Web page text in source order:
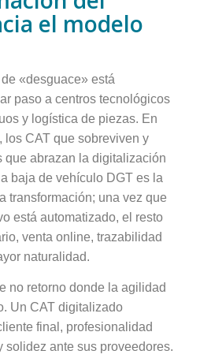
el modelo
«desguace» está
paso a centros tecnológicos
y logística de piezas. En
los CAT que sobreviven y
que abrazan la digitalización
baja de vehículo DGT es la
transformación; una vez que
está automatizado, el resto
venta online, trazabilidad
naturalidad.
no retorno donde la agilidad
Un CAT digitalizado
final, profesionalidad
solidez ante sus proveedores.